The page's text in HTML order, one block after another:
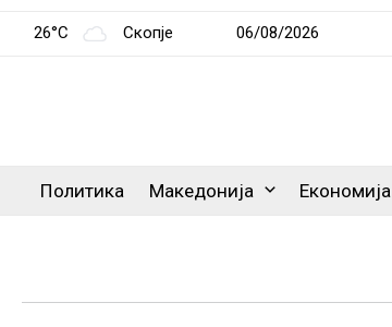
26°C Скопје 06/08/2026
Политика Македонија Економија